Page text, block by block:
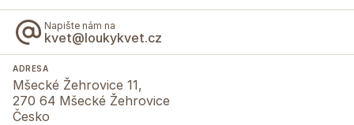
Napište nám na
kvet@loukykvet.cz
ADRESA
Mšecké Žehrovice 11,
270 64 Mšecké Žehrovice
Česko